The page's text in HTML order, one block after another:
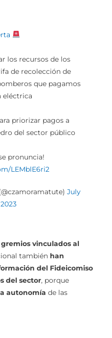
los recursos de los
de recolección de
que pagamos
eléctrica
priorizar pagos a
del sector público
pronuncia!
LEMblE6ri2
July
vinculados al
también han
del Fideicomiso
del sector, porque
autonomía de las